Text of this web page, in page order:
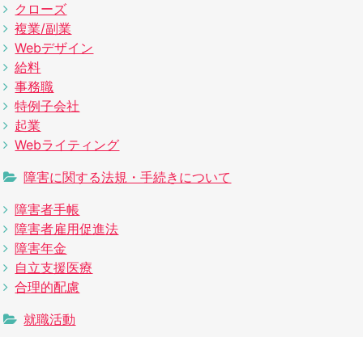
クローズ
複業/副業
Webデザイン
給料
事務職
特例子会社
起業
Webライティング
障害に関する法規・手続きについて
障害者手帳
障害者雇用促進法
障害年金
自立支援医療
合理的配慮
就職活動